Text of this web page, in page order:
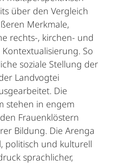
über den Vergleich
Merkmale,
rechts-, kirchen- und
So
soziale Stellung der
Landvogtei
Die
stehen in engem
Frauenklöstern
Bildung. Die Arenga
politisch und kulturell
sprachlicher,